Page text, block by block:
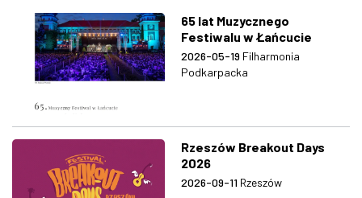
65 lat Muzycznego
Festiwalu w Łańcucie
2026-05-19 Filharmonia
Podkarpacka
Rzeszów Breakout Days
2026
2026-09-11 Rzeszów